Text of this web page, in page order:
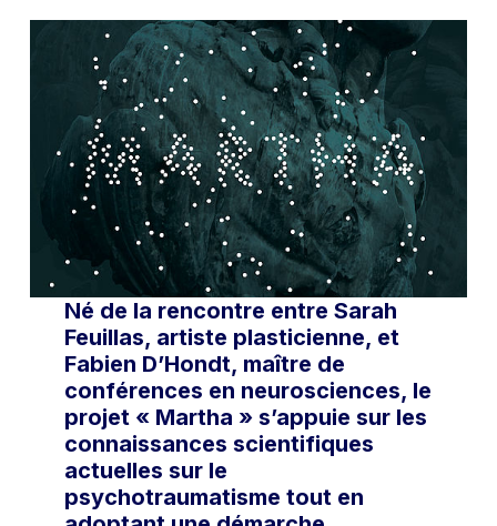
Né de la rencontre entre Sarah
Feuillas, artiste plasticienne, et
Fabien D’Hondt, maître de
conférences en neurosciences, le
projet « Martha » s’appuie sur les
connaissances scientifiques
actuelles sur le
psychotraumatisme tout en